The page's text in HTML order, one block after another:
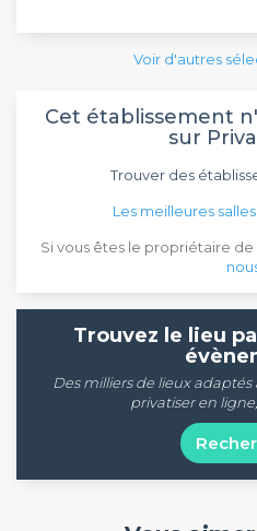
Voir d'autres
Cet établissement
sur
Trouver des
Les meilleures
Si vous êtes le propriétaire de
Trouvez le lieu
Des milliers de lieux
privatiser en